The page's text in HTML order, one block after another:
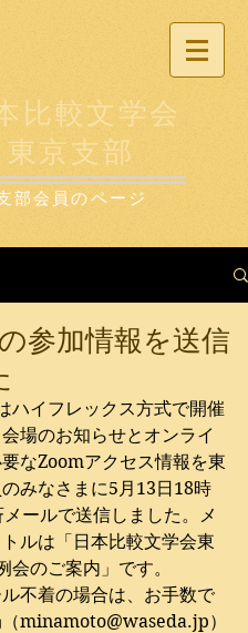
比較文学会
東京支部
部会員のページ
参加情報を送信
ハイフレックス方式で開催
場のお知らせとオンライ
なZoomアクセス情報を東
みなさまに5月13日18時
ールで送信しました。メ
ルは「日本比較文学会東
会のご案内」です。
不着の場合は、お手数で
minamoto@waseda.jp）